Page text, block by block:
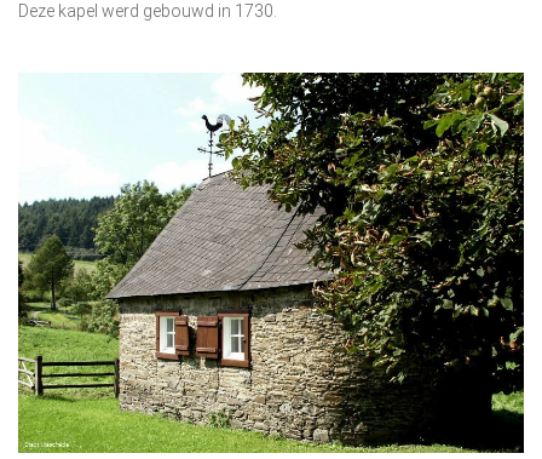
Deze kapel werd gebouwd in 1730.